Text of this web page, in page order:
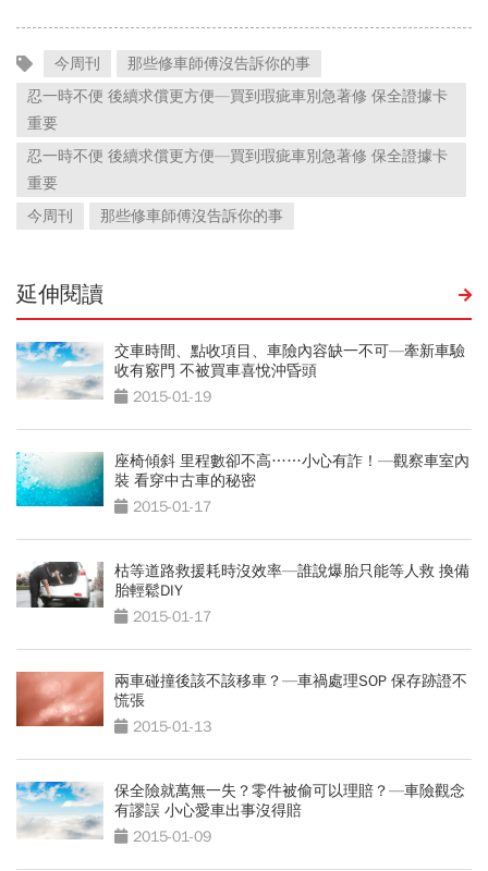
今周刊
那些修車師傅沒告訴你的事
忍一時不便 後續求償更方便—買到瑕疵車別急著修 保全證據卡
重要
忍一時不便 後續求償更方便—買到瑕疵車別急著修 保全證據卡
重要
今周刊
那些修車師傅沒告訴你的事
延伸閱讀
交車時間、點收項目、車險內容缺一不可—牽新車驗
收有竅門 不被買車喜悅沖昏頭
2015-01-19
座椅傾斜 里程數卻不高……小心有詐！—觀察車室內
裝 看穿中古車的秘密
2015-01-17
枯等道路救援耗時沒效率—誰說爆胎只能等人救 換備
胎輕鬆DIY
2015-01-17
兩車碰撞後該不該移車？—車禍處理SOP 保存跡證不
慌張
2015-01-13
保全險就萬無一失？零件被偷可以理賠？—車險觀念
有謬誤 小心愛車出事沒得賠
2015-01-09